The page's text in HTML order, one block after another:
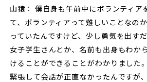
山猿： 僕自身も午前中にボランティア
て、ボランティアって難しいことなの
っていたんですけど、少し勇気を出す
女子学生さんとか、名前も出身もわか
けることができることがわかりました
緊張して会話が正直なかったんですが